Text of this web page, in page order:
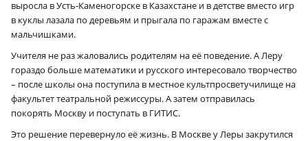
выросла в Усть-Каменогорске в Казахстане и в детстве вместо игр
в куклы лазала по деревьям и прыгала по гаражам вместе с
мальчишками.
Учителя не раз жаловались родителям на её поведение. А Леру
гораздо больше математики и русского интересовало творчество
– после школы она поступила в местное культпросветучилище на
факультет театральной режиссуры. А затем отправилась
покорять Москву и поступать в ГИТИС.
Это решение перевернуло её жизнь. В Москве у Леры закрутился